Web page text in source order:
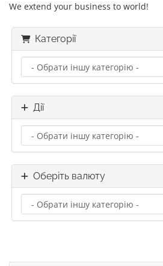
We extend your business to world!
Категорії
Дії
Оберіть валюту